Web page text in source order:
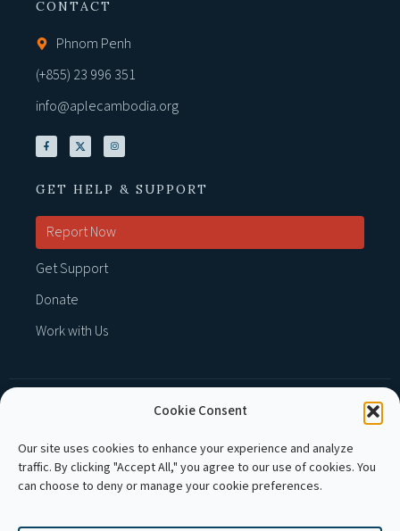
Cookie Consent
Our site uses cookies to enhance your experience and analyze
traffic. By clicking "Accept All," you agree to our use of cookies. You
can choose to deny or manage your cookie preferences.
CONTACT
Phnom Penh
(+855) 23 996 351
info@aplecambodia.org
GET HELP & SUPPORT
Report Now
Get Support
Donate
Work with Us